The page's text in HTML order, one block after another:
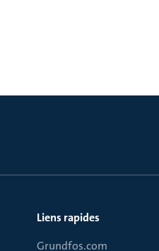
Liens rapides
Grundfos.com